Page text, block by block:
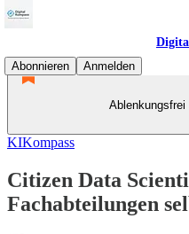
Abonnieren
Anmelden
KIKompass
Citizen Data
Fachabteilungen